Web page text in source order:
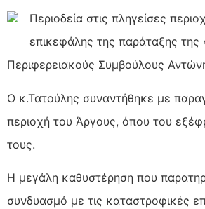
Περιοδεία στις πληγείσες
επικεφάλης της παράταξης
Περιφερειακούς Συμβούλους
Ο κ.Τατούλης συναντήθηκε με
περιοχή του Άργους, όπου του
τους.
Η μεγάλη καθυστέρηση που
συνδυασμό με τις καταστροφικές